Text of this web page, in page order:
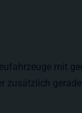
mit
zusätzlich